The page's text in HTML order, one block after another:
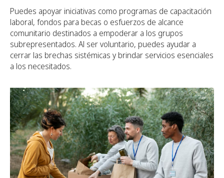
Puedes apoyar iniciativas como programas de capacitación
laboral, fondos para becas o esfuerzos de alcance
comunitario destinados a empoderar a los grupos
subrepresentados. Al ser voluntario, puedes ayudar a
cerrar las brechas sistémicas y brindar servicios esenciales
a los necesitados.